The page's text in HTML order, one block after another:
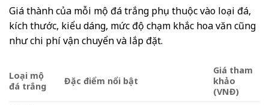
Giá thành của mỗi mộ đá trắng phụ thuộc vào loại đá,
kích thước, kiểu dáng, mức độ chạm khắc hoa văn cũng
như chi phí vận chuyển và lắp đặt.
Loại mộ
đá trắng
Đặc điểm nổi bật
Giá tham
khảo
(VNĐ)